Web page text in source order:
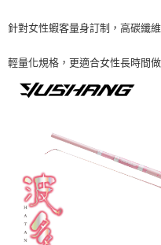
針對女性蝦客量身訂制，高碳纖
輕量化規格，更適合女性長時間